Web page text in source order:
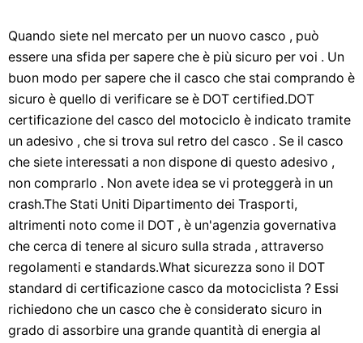
Quando siete nel mercato per un nuovo casco , può
essere una sfida per sapere che è più sicuro per voi . Un
buon modo per sapere che il casco che stai comprando è
sicuro è quello di verificare se è DOT certified.DOT
certificazione del casco del motociclo è indicato tramite
un adesivo , che si trova sul retro del casco . Se il casco
che siete interessati a non dispone di questo adesivo ,
non comprarlo . Non avete idea se vi proteggerà in un
crash.The Stati Uniti Dipartimento dei Trasporti,
altrimenti noto come il DOT , è un'agenzia governativa
che cerca di tenere al sicuro sulla strada , attraverso
regolamenti e standards.What sicurezza sono il DOT
standard di certificazione casco da motociclista ? Essi
richiedono che un casco che è considerato sicuro in
grado di assorbire una grande quantità di energia al